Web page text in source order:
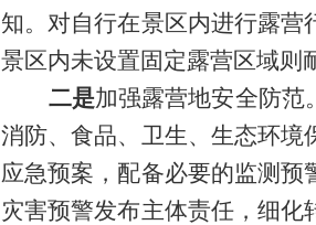
知。对自行在景区内进行露
景区内未设置固定露营区域则
二是加强露营地安全防范
消防、食品、卫生、生态环境
应急预案，配备必要的监测
灾害预警发布主体责任，细